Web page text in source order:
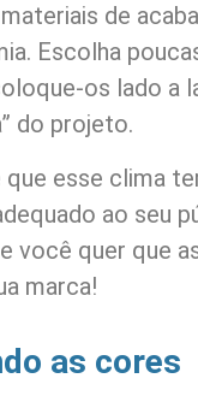
de
Escolha
os lado a
do projeto.
que esse clima
ao seu
você quer que
marca!
as cores